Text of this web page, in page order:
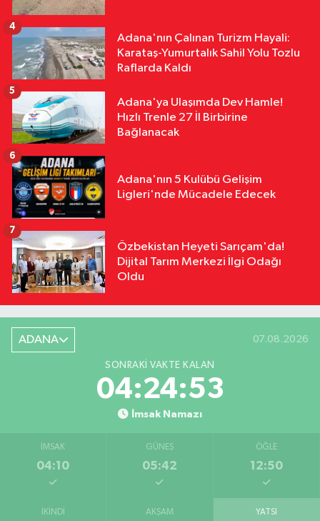
Adana'nın Çalınan Turizm Hayali:
Karataş-Yumurtalık Sahil Yolu Tozlu
Raflarda Kaldı
4
Adana'ya Ulaşımda Dev Hamle!
Hızlı Trenle 27 İl Birbirine
Bağlanacak
5
Adana'nın 5 Kulübü Gelişim
Ligleri'nde Mücadele Edecek
6
Özbekistan Heyeti Sarıçam'da!
Dijital Tarım Merkezi İlgi Odağı
Oldu
7
ADANA 07.08.2026
SONRAKI VAKTE KALAN
04:24:52
İmsak Namazı
İMSAK
04:10
GÜNEŞ
05:42
ÖĞLE
12:50
İKINDI AKŞAM YATSI